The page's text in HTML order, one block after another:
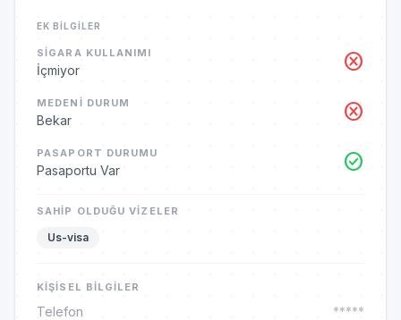
EK BILGILER
SIGARA KULLANIMI
İçmiyor cancel
MEDENI DURUM
Bekar cancel
PASAPORT DURUMU
Pasaportu Var check_circle
SAHIP OLDUĞU VIZELER
Us-visa
KIŞISEL BILGILER
Telefon
*****